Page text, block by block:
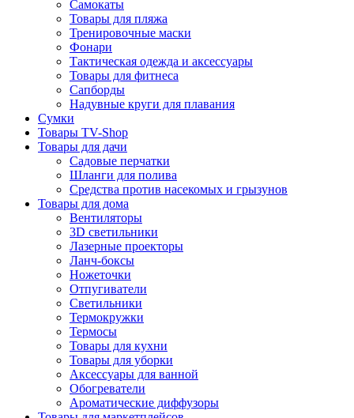
Самокаты
Товары для пляжа
Тренировочные маски
Фонари
Тактическая одежда и аксессуары
Товары для фитнеса
Сапборды
Надувные круги для плавания
Сумки
Товары TV-Shop
Товары для дачи
Садовые перчатки
Шланги для полива
Средства против насекомых и грызунов
Товары для дома
Вентиляторы
3D светильники
Лазерные проекторы
Ланч-боксы
Ножеточки
Отпугиватели
Светильники
Термокружки
Термосы
Товары для кухни
Товары для уборки
Аксессуары для ванной
Обогреватели
Ароматические диффузоры